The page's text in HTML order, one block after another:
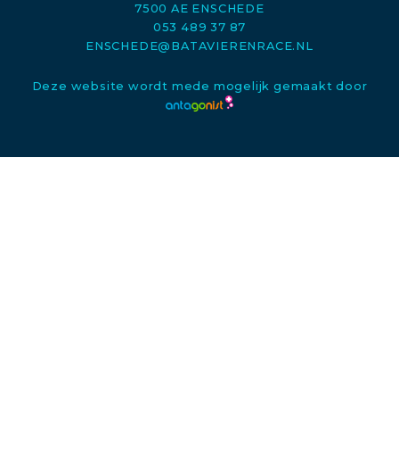
7500 AE ENSCHEDE
053 489 37 87
ENSCHEDE@BATAVIERENRACE.NL
Deze website wordt mede mogelijk gemaakt door